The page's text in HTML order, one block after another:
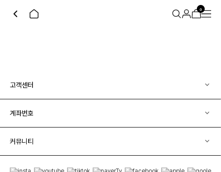
0
고객센터
계좌번호
커뮤니티